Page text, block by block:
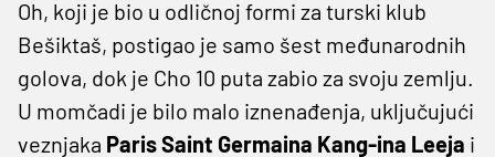
Oh, koji je bio u odličnoj formi za turski klub
Bešiktaš, postigao je samo šest međunarodnih
golova, dok je Cho 10 puta zabio za svoju zemlju.
U momčadi je bilo malo iznenađenja, uključujući
veznjaka Paris Saint Germaina Kang-ina Leeja i